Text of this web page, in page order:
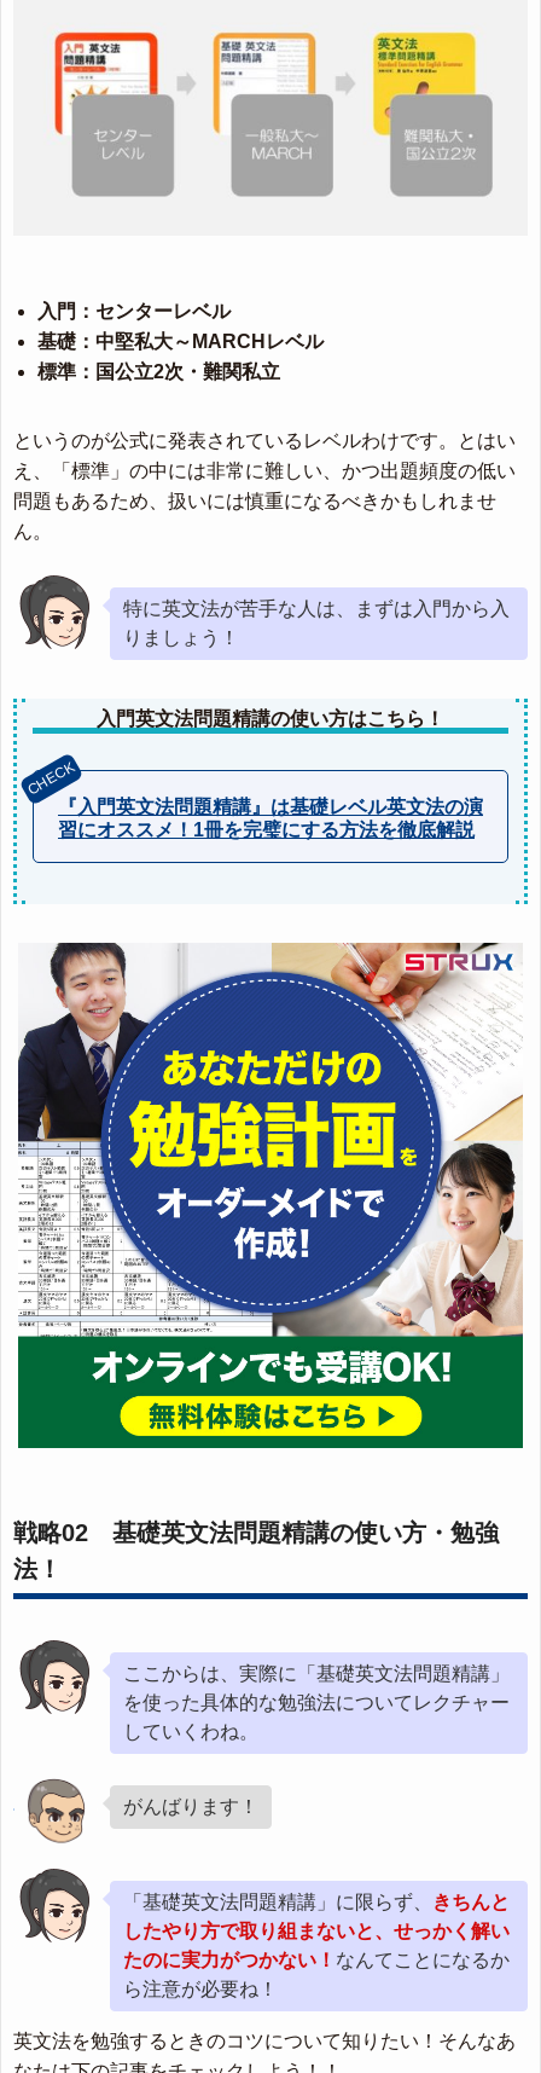
入門：センターレベル
基礎：中堅私大～MARCHレベル
標準：国公立2次・難関私立
というのが公式に発表されているレベルわけです。とはい
え、「標準」の中には非常に難しい、かつ出題頻度の低い
問題もあるため、扱いには慎重になるべきかもしれませ
ん。
特に英文法が苦手な人は、まずは入門から入
りましょう！
入門英文法問題精講の使い方はこちら！
『入門英文法問題精講』は基礎レベル英文法の演
習にオススメ！1冊を完璧にする方法を徹底解説
戦略02 基礎英文法問題精講の使い方・勉強
法！
ここからは、実際に「基礎英文法問題精講」
を使った具体的な勉強法についてレクチャー
していくわね。
がんばります！
「基礎英文法問題精講」に限らず、
きちんと
したやり方で取り組まないと、せっかく解い
たのに実力がつかない！ なんてことになるか
ら注意が必要ね！
英文法を勉強するときのコツについて知りたい！そんなあ